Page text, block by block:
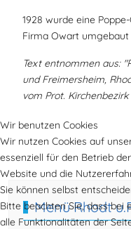
1928 wurde eine
Firma Owart umgebaut
Text entnommen aus:
und Freimersheim,
vom Prot.
Vorheriger Beitrag:
Zurück
Menü Rhodt
Wir benutzen Cookies
Wir nutzen Cookies auf
essenziell für den Betrieb
Website und die
Sie können selbst
Bitte beachten Sie, dass
alle Funktionalitäten der